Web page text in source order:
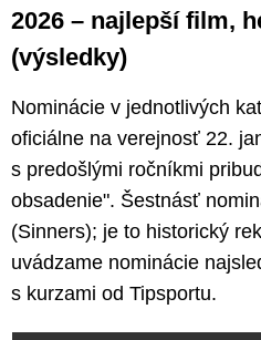
2026 – najlepší film,
(výsledky)
Nominácie v jednotlivých
oficiálne na verejnosť 22.
s predošlými ročníkmi
obsadenie". Šestnásť
(Sinners); je to historický
uvádzame nominácie
s kurzami od Tipsportu.